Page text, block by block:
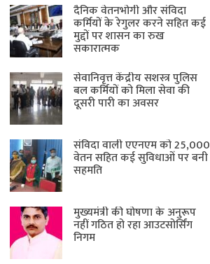
दैनिक वेतनभोगी और संविदा
कर्मियों के रेगुलर करने सहित कई
मुद्दों पर शासन का रुख
सकारात्मक
सेवानिवृत्त केंद्रीय सशस्त्र पुलिस
बल ​कर्मियों को मिला सेवा की
दूसरी पारी का अवसर
संविदा वाली एएनएम को 25,000
वेतन सहित कई सुविधाओं पर बनी
सहमति
मुख्यमंत्री की घोषणा के अनुरूप
नहीं गठित हो रहा आउटसोर्सिंग
निगम